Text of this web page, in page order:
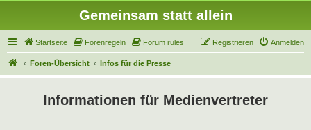
Gemeinsam statt allein
Startseite Forenregeln Forum rules Anmelden
Registrieren
Foren-Übersicht Infos für die Presse
Informationen für Medienvertreter